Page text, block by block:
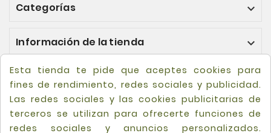
Categorías 
Información de la tienda 
Esta tienda te pide que aceptes cookies para
fines de rendimiento, redes sociales y publicidad.
Las redes sociales y las cookies publicitarias de
terceros se utilizan para ofrecerte funciones de
redes sociales y anuncios personalizados.